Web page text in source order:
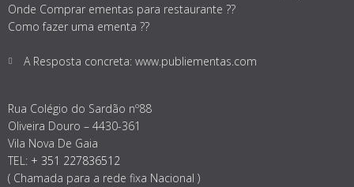
Onde Comprar ementas para restaurante ??
Como fazer uma ementa ??
A Resposta concreta: www.publiementas.com
Rua Colégio do Sardão nº88
Oliveira Douro – 4430-361
Vila Nova De Gaia
TEL: + 351 227836512
( Chamada para a rede fixa Nacional )